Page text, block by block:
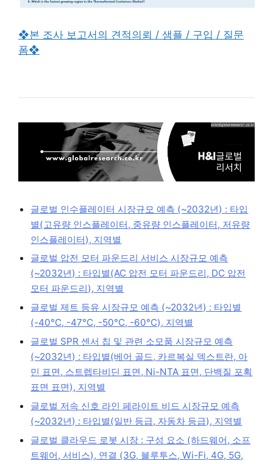
❖본 조사 보고서의 견적의뢰 / 샘플 / 구입 / 질문
폼❖
글로벌 인수플레이터 시장규모 예측 (~2032년) : 타입
별(고유량 인스플레이터, 중유량 인스플레이터, 저유량
인스플레이터), 지역별
글로벌 압전 모터 파운드리 서비스 시장규모 예측
(~2032년) : 타입별(AC 압전 모터 파운드리, DC 압전
모터 파운드리), 지역별
글로벌 제트 등유 시장규모 예측 (~2032년) : 타입별
(-40°C, -47°C, -50°C, -60°C), 지역별
글로벌 SPR 센서 칩 및 관련 소모품 시장규모 예측
(~2032년) : 타입별(베어 골드, 카르복실 덱스트란, 아
민 표면, 스트렙타비딘 표면, Ni-NTA 표면, 단백질 포획
표면 표면), 지역별
글로벌 저속 신호 라인 페라이트 비드 시장규모 예측
(~2032년) : 타입별(일반 등급, 자동차 등급), 지역별
글로벌 클라우드 로봇 시장 : 구성 요소 (하드웨어, 소프
트웨어, 서비스), 연결 (3G, 블루투스, Wi-Fi, 4G, 5G,